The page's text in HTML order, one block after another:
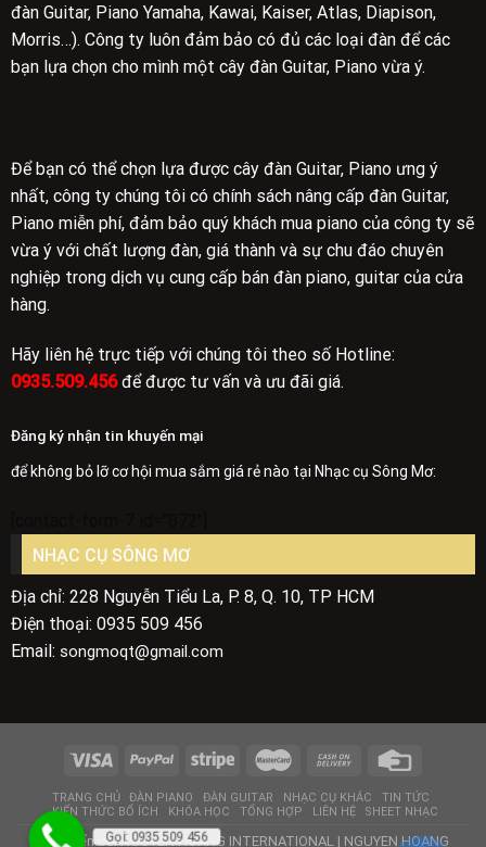
đàn Guitar, Piano Yamaha, Kawai, Kaiser, Atlas, Diapison,
Morris…). Công ty luôn đảm bảo có đủ các loại đàn để các
bạn lựa chọn cho mình một cây đàn Guitar, Piano vừa ý.
Để bạn có thể chọn lựa được cây đàn Guitar, Piano ưng ý
nhất, công ty chúng tôi có chính sách nâng cấp đàn Guitar,
Piano miễn phí, đảm bảo quý khách mua piano của công ty sẽ
vừa ý với chất lượng đàn, giá thành và sự chu đáo chuyên
nghiệp trong dịch vụ cung cấp bán đàn piano, guitar của cửa
hàng.
Hãy liên hệ trực tiếp với chúng tôi theo số Hotline:
0935.509.456để được tư vấn và ưu đãi giá.
Đăng ký nhận tin khuyến mại
để không bỏ lỡ cơ hội mua sắm giá rẻ nào tại Nhạc cụ Sông Mơ:
NHẠC CỤ SÔNG MƠ
Địa chỉ: 228 Nguyễn Tiểu La, P. 8, Q. 10, TP HCM
Điện thoại: 0935 509 456
Email: songmoqt@gmail.com
TRANG CHỦ ĐÀN PIANO ĐÀN GUITAR NHẠC CỤ KHÁC
TIN TỨC
KIẾN THỨC BỔ ÍCH
KHÓA HỌC TỔNG HỢP LIÊN HỆ SHEET NHẠC
Phát triển bởiNGUYEN HOANG INTERNATIONAL | NGUYEN HOANG
Gọi: 0935 509 456